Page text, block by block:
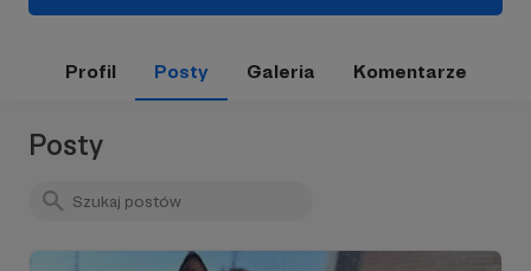
Profil Posty Galeria Komentarze
Posty